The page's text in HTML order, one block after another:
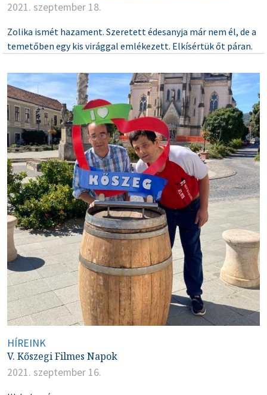
2021. szeptember 18.
Zolika ismét hazament. Szeretett édesanyja már nem él, de a
temetőben egy kis virággal emlékezett. Elkísértük őt páran.
HÍREINK
V. Kőszegi Filmes Napok
2021. szeptember 16.